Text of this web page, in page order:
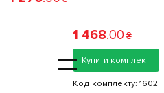
=
1 468.00 ₴
Купити комплект
Код комплекту: 1602